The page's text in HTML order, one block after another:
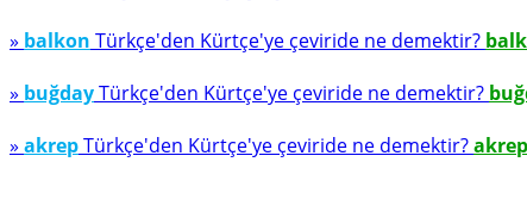
» balkon Türkçe'den Kürtçe'ye çeviride ne demektir?
» buğdayTürkçe'den Kürtçe'ye çeviride ne demektir?
» akrepTürkçe'den Kürtçe'ye çeviride ne demektir?akrep